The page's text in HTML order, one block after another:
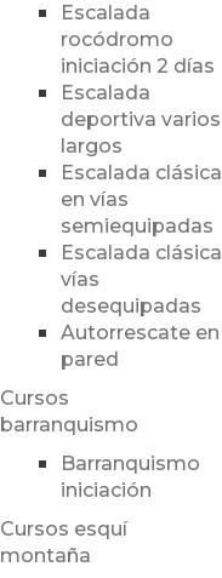
Escalada
rocódromo
iniciación 2 días
Escalada
deportiva varios
largos
Escalada clásica
en vías
semiequipadas
Escalada clásica
vías
desequipadas
Autorrescate en
pared
Cursos
barranquismo
Barranquismo
iniciación
Cursos esquí
montaña